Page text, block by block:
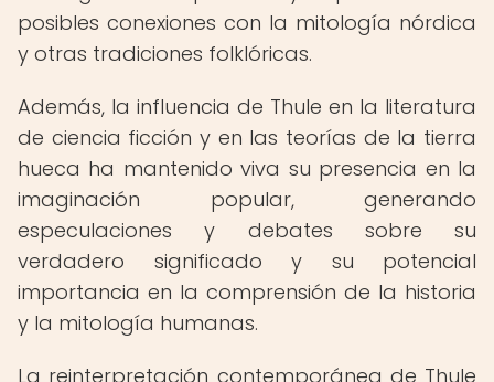
posibles conexiones con la mitología nórdica
y otras tradiciones folklóricas.
Además, la influencia de Thule en la literatura
de ciencia ficción y en las teorías de la tierra
hueca ha mantenido viva su presencia en la
imaginación popular, generando
especulaciones y debates sobre su
verdadero significado y su potencial
importancia en la comprensión de la historia
y la mitología humanas.
La reinterpretación contemporánea de Thule